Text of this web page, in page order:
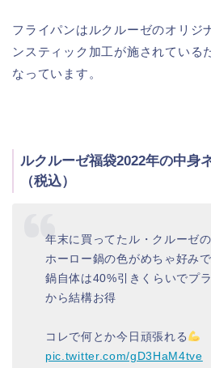
フライパンはルクルーゼのオリジ
ンスティック加工が施されている
なっています。
ルクルーゼ福袋2022年の中身
（税込）
年末に買ってたル・クルーゼの
ホーロー鍋の色がめちゃ好み
鍋自体は40%引きくらいでプ
から結構お得
コレで何とか今日頑張れる
pic.twitter.com/gD3HaM4tve